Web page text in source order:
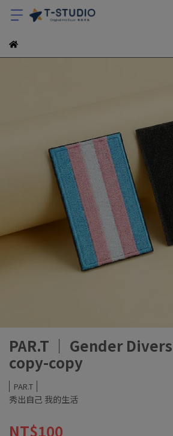
PAR.T ｜ Gender
copy-copy
PAR.T
秀出自己 我的生活
NT$100